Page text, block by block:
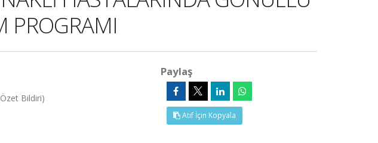
PROGRAMI
Bildiri)
Paylaş
Atıf İçin Kopyala